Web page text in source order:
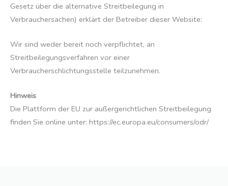
Gesetz über die alternative Streitbeilegung in
Verbrauchersachen) erklärt der Betreiber dieser Website:
Wir sind weder bereit noch verpflichtet, an
Streitbeilegungsverfahren vor einer
Verbraucherschlichtungsstelle teilzunehmen.
Hinweis
Die Plattform der EU zur außergerichtlichen Streitbeilegung
finden Sie online unter: https://ec.europa.eu/consumers/odr/